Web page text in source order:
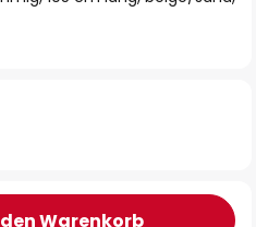
Warenkorb